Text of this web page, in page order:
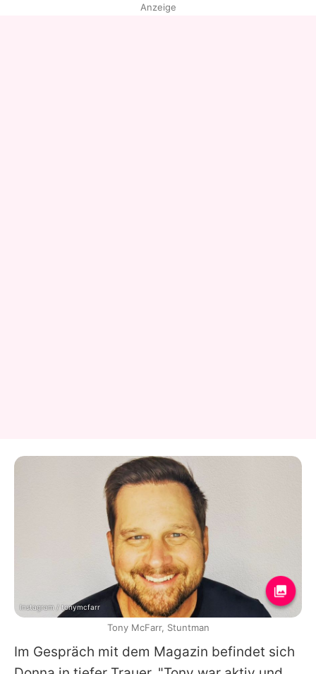
Im Gespräch mit dem Magazin befindet sich
Anzeige
Instagram / tonymcfarr
Tony McFarr, Stuntman